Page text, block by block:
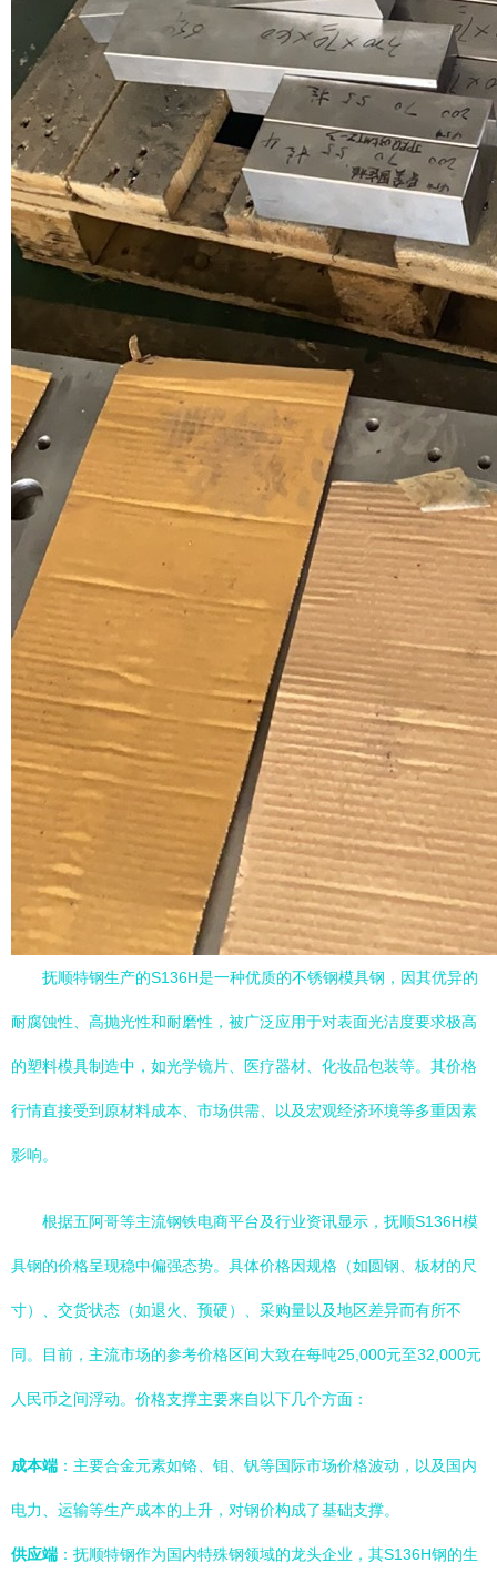
抚顺特钢生产的S136H是一种优质的不锈钢模具钢，因其优异的
耐腐蚀性、高抛光性和耐磨性，被广泛应用于对表面光洁度要求极高
的塑料模具制造中，如光学镜片、医疗器材、化妆品包装等。其价格
行情直接受到原材料成本、市场供需、以及宏观经济环境等多重因素
影响。
根据五阿哥等主流钢铁电商平台及行业资讯显示，抚顺S136H模
具钢的价格呈现稳中偏强态势。具体价格因规格（如圆钢、板材的尺
寸）、交货状态（如退火、预硬）、采购量以及地区差异而有所不
同。目前，主流市场的参考价格区间大致在每吨25,000元至32,000元
人民币之间浮动。价格支撑主要来自以下几个方面：
成本端 ：主要合金元素如铬、钼、钒等国际市场价格波动，以及国内
电力、运输等生产成本的上升，对钢价构成了基础支撑。
供应端 ：抚顺特钢作为国内特殊钢领域的龙头企业，其S136H钢的生